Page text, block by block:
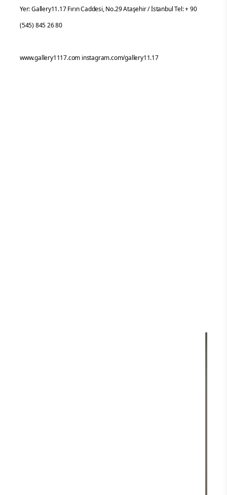
Yer: Gallery11.17 Fırın Caddesi, No.29 Ataşehir / İstanbul Tel: + 90
(545) 845 26 80
www.gallery1117.com instagram.com/gallery11.17